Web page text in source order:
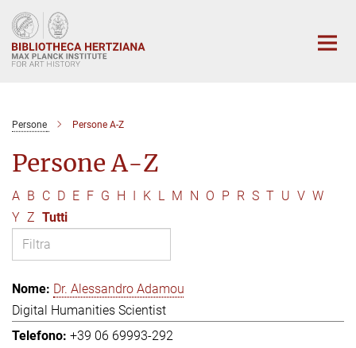
Main-
Content
Persone Persone A-Z
Persone A-Z
A B C D E F G H I K L M N O P R S T U V W
Y Z Tutti
Dr. Alessandro Adamou
Digital Humanities Scientist
+39 06 69993-292